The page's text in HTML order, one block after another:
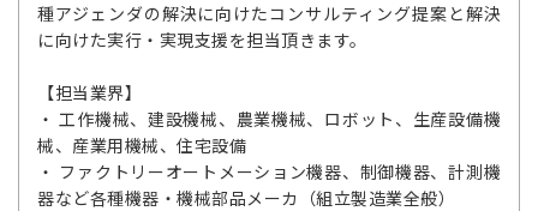
種アジェンダの解決に向けたコンサルティング提案と解決
に向けた実行・実現支援を担当頂きます。
【担当業界】
・ 工作機械、建設機械、農業機械、ロボット、生産設備機
械、産業用機械、住宅設備
・ ファクトリーオートメーション機器、制御機器、計測機
器など各種機器・機械部品メーカ（組立製造業全般）